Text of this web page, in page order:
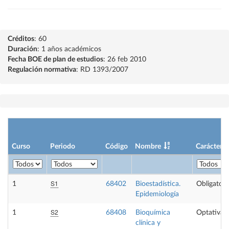
Créditos: 60
Duración: 1 años académicos
Fecha BOE de plan de estudios: 26 feb 2010
Regulación normativa: RD 1393/2007
Curso Periodo Código Nombre Carácter
1 S1 68402
Bioestadística.
Epidemiología
1 S2 68408
Bioquímica
clínica y
Optativa